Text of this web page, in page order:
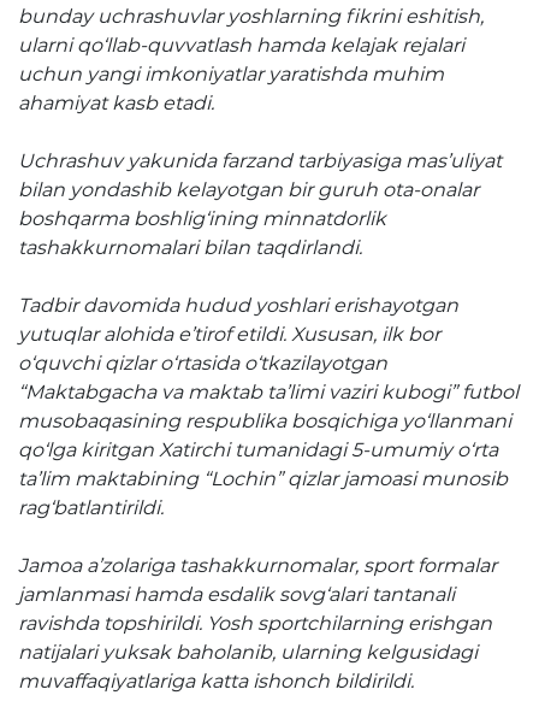
Galereya
Videogalereya
Matbuot anjumanlari
Konferensiyalar
Tanlovlar
Akkreditatsiya
Infografika
Korrupsiyaga qarshi kurash
Murojaatlar
E'lonlar
Yangiliklar
Ochiq ma'lumotlar
bunday uchrashuvlar yoshlarning fikrini eshitish,
ularni qo‘llab-quvvatlash hamda kelajak rejalari
uchun yangi imkoniyatlar yaratishda muhim
ahamiyat kasb etadi.
Uchrashuv yakunida farzand tarbiyasiga mas’uliyat
bilan yondashib kelayotgan bir guruh ota-onalar
boshqarma boshlig‘ining minnatdorlik
tashakkurnomalari bilan taqdirlandi.
Tadbir davomida hudud yoshlari erishayotgan
yutuqlar alohida e’tirof etildi. Xususan, ilk bor
o‘quvchi qizlar o‘rtasida o‘tkazilayotgan
“Maktabgacha va maktab ta’limi vaziri kubogi” futbol
musobaqasining respublika bosqichiga yo‘llanmani
qo‘lga kiritgan Xatirchi tumanidagi 5-umumiy o‘rta
ta’lim maktabining “Lochin” qizlar jamoasi munosib
rag‘batlantirildi.
Jamoa a’zolariga tashakkurnomalar, sport formalar
jamlanmasi hamda esdalik sovg‘alari tantanali
ravishda topshirildi. Yosh sportchilarning erishgan
natijalari yuksak baholanib, ularning kelgusidagi
muvaffaqiyatlariga katta ishonch bildirildi.